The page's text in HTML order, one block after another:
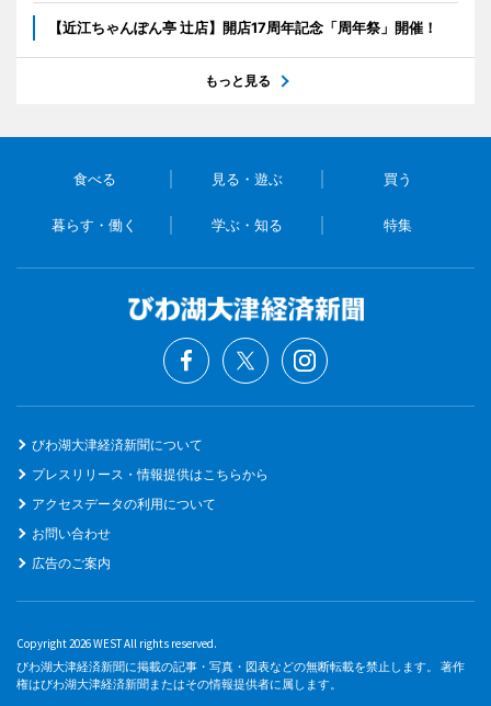
【近江ちゃんぽん亭 辻店】開店17周年記念「周年祭」開催！
もっと見る
食べる 見る・遊ぶ 買う
暮らす・働く 学ぶ・知る 特集
びわ湖大津経済新聞について
プレスリリース・情報提供はこちらから
アクセスデータの利用について
お問い合わせ
広告のご案内
Copyright 2026 WEST All rights reserved.
びわ湖大津経済新聞に掲載の記事・写真・図表などの無断転載を禁止します。 著作
権はびわ湖大津経済新聞またはその情報提供者に属します。